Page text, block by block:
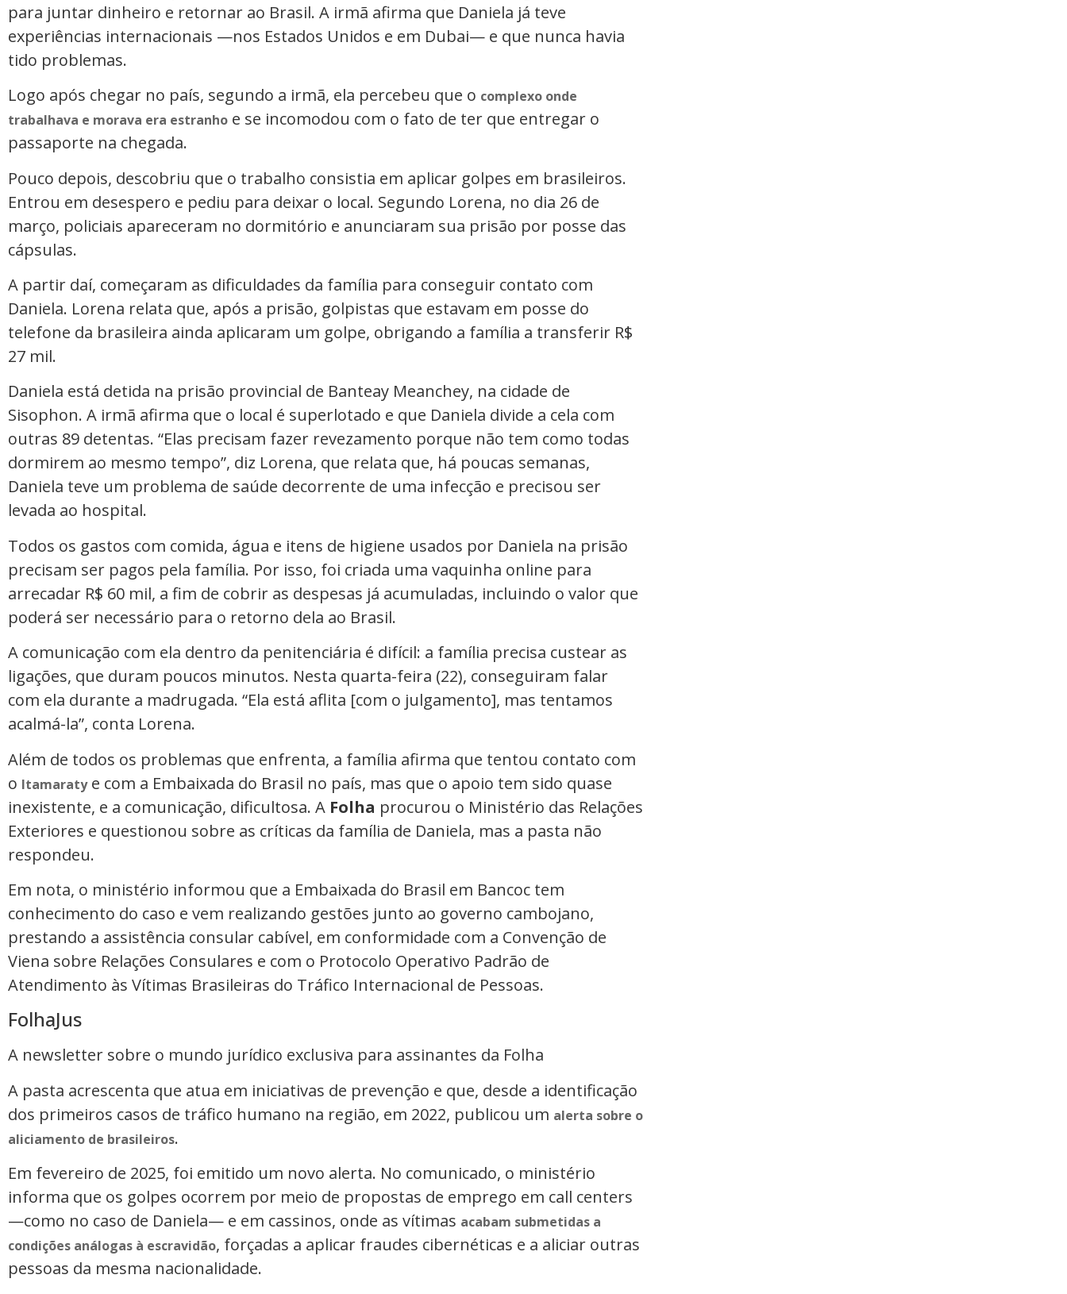
para juntar dinheiro e retornar ao Brasil. A irmã afirma que Daniela já teve
experiências internacionais —nos Estados Unidos e em Dubai— e que nunca havia
tido problemas.
Logo após chegar no país, segundo a irmã, ela percebeu que o complexo onde
trabalhava e morava era estranho e se incomodou com o fato de ter que entregar o
passaporte na chegada.
Pouco depois, descobriu que o trabalho consistia em aplicar golpes em brasileiros.
Entrou em desespero e pediu para deixar o local. Segundo Lorena, no dia 26 de
março, policiais apareceram no dormitório e anunciaram sua prisão por posse das
cápsulas.
A partir daí, começaram as dificuldades da família para conseguir contato com
Daniela. Lorena relata que, após a prisão, golpistas que estavam em posse do
telefone da brasileira ainda aplicaram um golpe, obrigando a família a transferir R$
27 mil.
Daniela está detida na prisão provincial de Banteay Meanchey, na cidade de
Sisophon. A irmã afirma que o local é superlotado e que Daniela divide a cela com
outras 89 detentas. “Elas precisam fazer revezamento porque não tem como todas
dormirem ao mesmo tempo”, diz Lorena, que relata que, há poucas semanas,
Daniela teve um problema de saúde decorrente de uma infecção e precisou ser
levada ao hospital.
Todos os gastos com comida, água e itens de higiene usados por Daniela na prisão
precisam ser pagos pela família. Por isso, foi criada uma vaquinha online para
arrecadar R$ 60 mil, a fim de cobrir as despesas já acumuladas, incluindo o valor que
poderá ser necessário para o retorno dela ao Brasil.
A comunicação com ela dentro da penitenciária é difícil: a família precisa custear as
ligações, que duram poucos minutos. Nesta quarta-feira (22), conseguiram falar
com ela durante a madrugada. “Ela está aflita [com o julgamento], mas tentamos
acalmá-la”, conta Lorena.
Além de todos os problemas que enfrenta, a família afirma que tentou contato com
o Itamaratye com a Embaixada do Brasil no país, mas que o apoio tem sido quase
inexistente, e a comunicação, dificultosa. A Folha procurou o Ministério das Relações
Exteriores e questionou sobre as críticas da família de Daniela, mas a pasta não
respondeu.
Em nota, o ministério informou que a Embaixada do Brasil em Bancoc tem
conhecimento do caso e vem realizando gestões junto ao governo cambojano,
prestando a assistência consular cabível, em conformidade com a Convenção de
Viena sobre Relações Consulares e com o Protocolo Operativo Padrão de
Atendimento às Vítimas Brasileiras do Tráfico Internacional de Pessoas.
FolhaJus
A newsletter sobre o mundo jurídico exclusiva para assinantes da Folha
A pasta acrescenta que atua em iniciativas de prevenção e que, desde a identificação
dos primeiros casos de tráfico humano na região, em 2022, publicou um alerta sobre o
aliciamento de brasileiros.
Em fevereiro de 2025, foi emitido um novo alerta. No comunicado, o ministério
informa que os golpes ocorrem por meio de propostas de emprego em call centers
—como no caso de Daniela— e em cassinos, onde as vítimas acabam submetidas a
condições análogas à escravidão, forçadas a aplicar fraudes cibernéticas e a aliciar outras
pessoas da mesma nacionalidade.